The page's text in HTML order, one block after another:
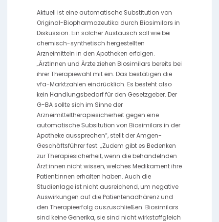
Aktuell ist eine automatische Substitution von
Original-Biopharmazeutika durch Biosimilars in
Diskussion. Ein solcher Austausch soll wie bei
chemisch-synthetisch hergestellten
Arzneimitteln in den Apotheken erfolgen.
„Ärztinnen und Ärzte ziehen Biosimilars bereits bei
ihrer Therapiewahl mit ein. Das bestätigen die
vfa-Marktzahlen eindrücklich. Es besteht also
kein Handlungsbedarf für den Gesetzgeber. Der
G-BA sollte sich im Sinne der
Arzneimitteltherapiesicherheit gegen eine
automatische Subsitution von Biosimilars in der
Apotheke aussprechen”, stellt der Amgen-
Geschäftsführer fest. „Zudem gibt es Bedenken
zur Therapiesicherheit, wenn die behandelnden
Ärzt:innen nicht wissen, welches Medikament ihre
Patient:innen erhalten haben. Auch die
Studienlage ist nicht ausreichend, um negative
Auswirkungen auf die Patientenadhärenz und
den Therapieerfolg auszuschließen. Biosimilars
sind keine Generika, sie sind nicht wirkstoffgleich